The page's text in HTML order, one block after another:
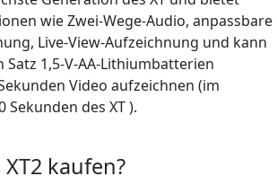
wie Zwei-Wege-Audio, anpassbare
Live-View-Aufzeichnung und kann
1,5-V-AA-Lithiumbatterien
Video aufzeichnen (im
Sekunden des XT ).
kaufen?